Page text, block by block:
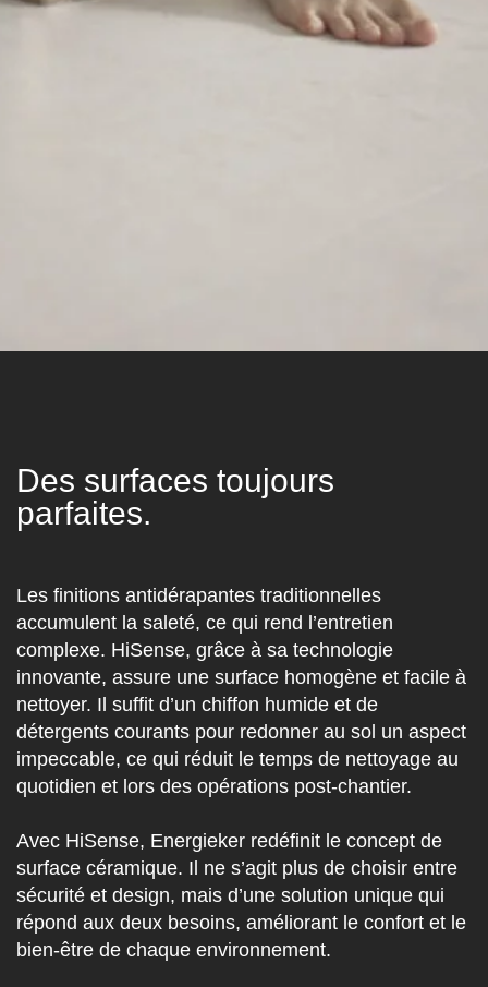
Des surfaces toujours
parfaites.
Les finitions antidérapantes traditionnelles
accumulent la saleté, ce qui rend l’entretien
complexe. HiSense, grâce à sa technologie
innovante, assure une surface homogène et facile à
nettoyer. Il suffit d’un chiffon humide et de
détergents courants pour redonner au sol un aspect
impeccable, ce qui réduit le temps de nettoyage au
quotidien et lors des opérations post-chantier.
Avec HiSense, Energieker redéfinit le concept de
surface céramique. Il ne s’agit plus de choisir entre
sécurité et design, mais d’une solution unique qui
répond aux deux besoins, améliorant le confort et le
bien-être de chaque environnement.